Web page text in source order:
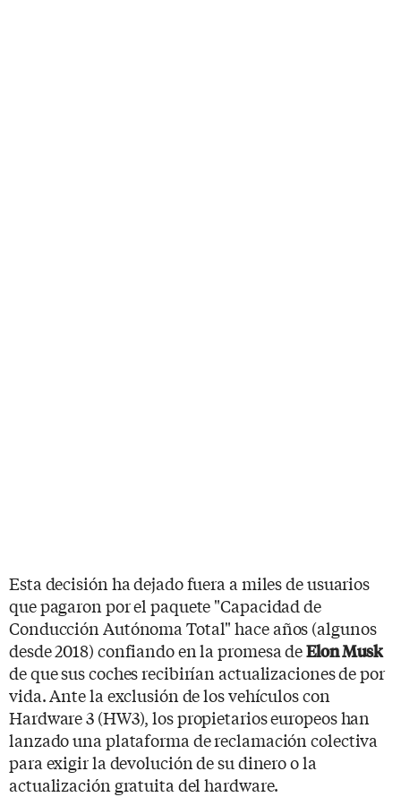
Esta decisión ha dejado fuera a miles de usuarios
que pagaron por el paquete "Capacidad de
Conducción Autónoma Total" hace años (algunos
desde 2018) confiando en la promesa deElon Musk
de que sus coches recibirían actualizaciones de por
vida. Ante la exclusión de los vehículos con
Hardware 3 (HW3), los propietarios europeos han
lanzado una plataforma de reclamación colectiva
para exigir la devolución de su dinero o la
actualización gratuita del hardware.